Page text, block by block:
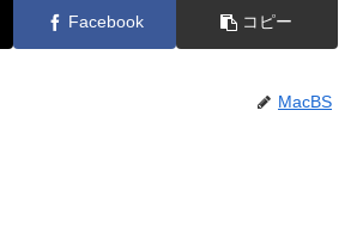
Facebook コピー
MacBS